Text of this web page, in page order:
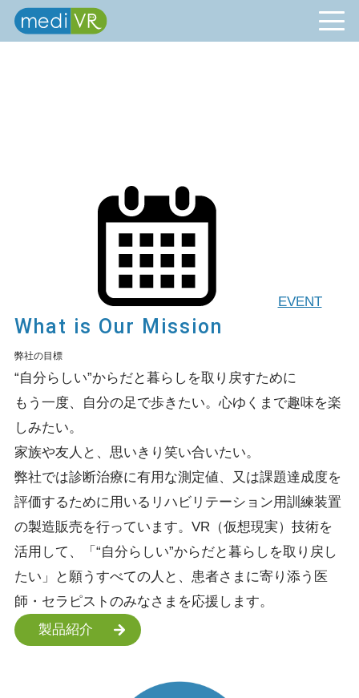
EVENT
What is Our Mission
弊社の目標
“自分らしい”からだと暮らしを取り戻すために
もう一度、自分の足で歩きたい。心ゆくまで趣味を楽
しみたい。
家族や友人と、思いきり笑い合いたい。
弊社では診断治療に有用な測定値、又は課題達成度を
評価するために用いるリハビリテーション用訓練装置
の製造販売を行っています。VR（仮想現実）技術を
活用して、「“自分らしい”からだと暮らしを取り戻し
たい」と願うすべての人と、患者さまに寄り添う医
師・セラピストのみなさまを応援します。
製品紹介